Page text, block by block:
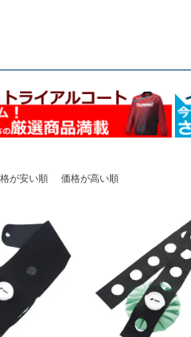
が安い順 価格が高い順